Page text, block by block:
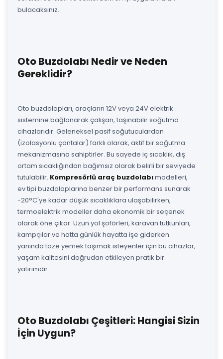
bulacaksınız.
Oto Buzdolabı Nedir ve Neden
Gereklidir?
Oto buzdolapları, araçların 12V veya 24V elektrik
sistemine bağlanarak çalışan, taşınabilir soğutma
cihazlarıdır. Geleneksel pasif soğutuculardan
(izolasyonlu çantalar) farklı olarak, aktif bir soğutma
mekanizmasına sahiptirler. Bu sayede iç sıcaklık, dış
ortam sıcaklığından bağımsız olarak belirli bir seviyede
tutulabilir. Kompresörlü araç buzdolabımodelleri,
ev tipi buzdolaplarına benzer bir performans sunarak
-20°C'ye kadar düşük sıcaklıklara ulaşabilirken,
termoelektrik modeller daha ekonomik bir seçenek
olarak öne çıkar. Uzun yol şoförleri, karavan tutkunları,
kampçılar ve hatta günlük hayatta işe giderken
yanında taze yemek taşımak isteyenler için bu cihazlar,
yaşam kalitesini doğrudan etkileyen pratik bir
yatırımdır.
Oto Buzdolabı Çeşitleri: Hangisi Sizin
İçin Uygun?